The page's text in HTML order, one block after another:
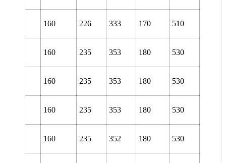
160 226 333 170 510
160 235 353 180 530
160 235 353 180 530
160 235 353 180 530
160 235 352 180 530